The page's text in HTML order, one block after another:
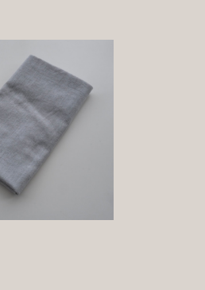
め 古色 手ぬぐい
¥1,320
詳しく見る